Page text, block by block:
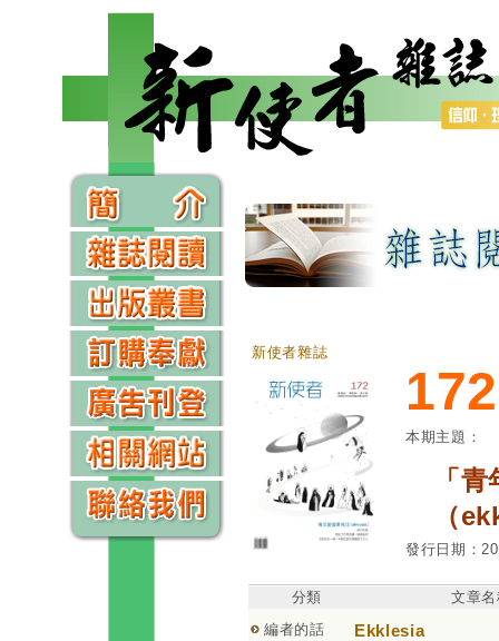
新使者雜誌
172
本期主題：
「
（
發行日期：
分類
文章
編者的話
Ekklesia